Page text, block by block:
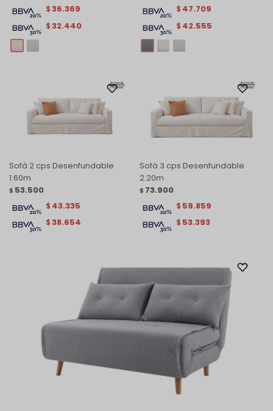
$32.440
$36.369
$ 42.555
$ 47.709
Sofá 2 cps Desenfundable
1.60m
$ 53.500
$38.654
$ 43.335
Sofá 3 cps Desenfundable
2.20m
$ 73.900
$ 53.393
$ 59.859